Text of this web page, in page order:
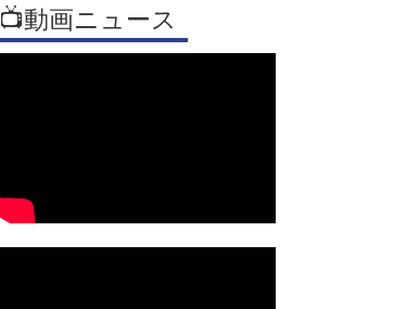
📺動画ニュース